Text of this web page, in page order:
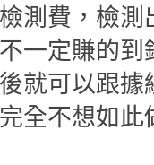
測費，檢
一定賺的
就可以跟
全不想如此